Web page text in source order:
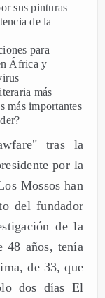
sus pinturas
de la
para
África y
más
más importantes
tras la
por la
Mossos han
del fundador
de la
48 años, tenía
de 33, que
dos días El